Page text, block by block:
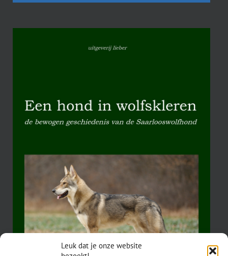
Leuk dat je onze website